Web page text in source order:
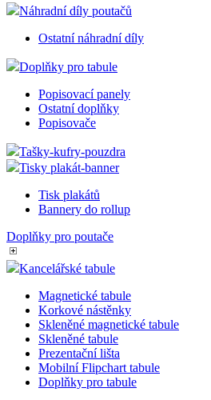
Náhradní díly poutačů
Ostatní náhradní díly
Doplňky pro tabule
Popisovací panely
Ostatní doplňky
Popisovače
Tašky-kufry-pouzdra
Tisky plakát-banner
Tisk plakátů
Bannery do rollup
Doplňky pro poutače
Kancelářské tabule
Magnetické tabule
Korkové nástěnky
Skleněné magnetické tabule
Skleněné tabule
Prezentační lišta
Mobilní Flipchart tabule
Doplňky pro tabule